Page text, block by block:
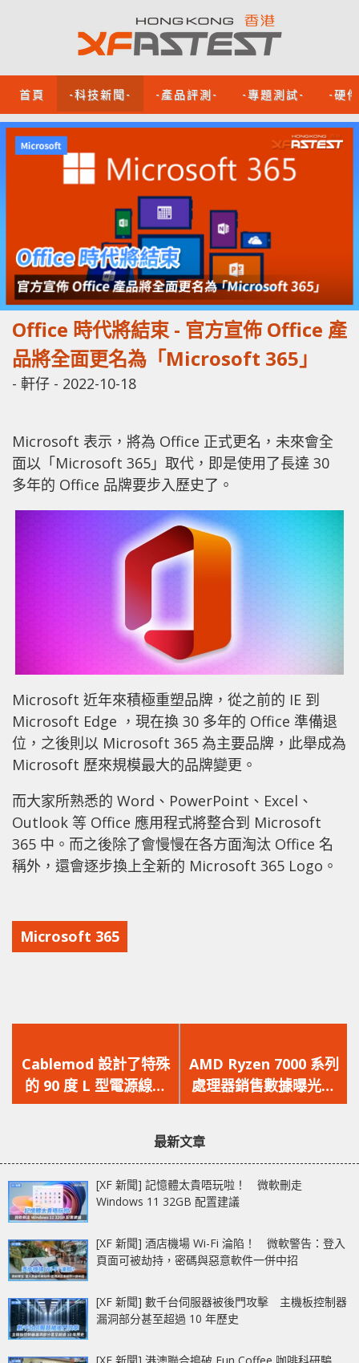
首頁 -科技新聞- -產品評測- -專題測試- -硬
Office 時代將結束 - 官方宣佈 Office 產
品將全面更名為「Microsoft 365」
- 軒仔 - 2022-10-18
Microsoft 表示，將為 Office 正式更名，未來會全
面以「Microsoft 365」取代，即是使用了長達 30
多年的 Office 品牌要步入歷史了。
Microsoft 近年來積極重塑品牌，從之前的 IE 到
Microsoft Edge ，現在換 30 多年的 Office 準備退
位，之後則以 Microsoft 365 為主要品牌，此舉成為
Microsoft 歷來規模最大的品牌變更。
而大家所熟悉的 Word、PowerPoint、Excel、
Outlook 等 Office 應用程式將整合到 Microsoft
365 中。而之後除了會慢慢在各方面淘汰 Office 名
稱外，還會逐步換上全新的 Microsoft 365 Logo。
Microsoft 365
一
篇
文
Cablemod 設計了特殊
的 90 度 L 型電源線，
解決 NVIDIA RTX
12VHPWR 電源接口問
一
篇
文
AMD Ryzen 7000 系列
處理器銷售數據曝光，
另外有傳銷情不理想已
最新文章
[XF 新聞] 記憶體太貴唔玩啦！ 微軟刪走
Windows 11 32GB 配置建議
[XF 新聞] 酒店機場 Wi-Fi 淪陷！ 微軟警告：登入
頁面可被劫持，密碼與惡意軟件一併中招
[XF 新聞] 數千台伺服器被後門攻擊 主機板控制器
漏洞部分甚至超過 10 年歷史